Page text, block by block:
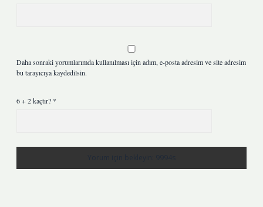
Daha sonraki yorumlarımda kullanılması için adım, e-posta adresim ve site adresim
bu tarayıcıya kaydedilsin.
6 + 2 kaçtır? *